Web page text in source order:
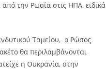
την Ρωσία στις ΗΠΑ, ειδικά
Ταμείου, ο Ρώσος
θα περιλαμβάνονται
η Ουκρανία, στην